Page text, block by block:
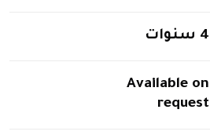
4 سنوات
Available on
request